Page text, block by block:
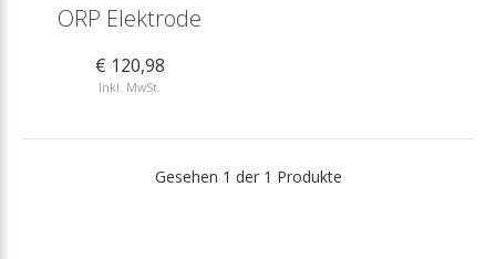
ORP Elektrode
€ 120,98
Inkl. MwSt.
Gesehen 1 der 1 Produkte